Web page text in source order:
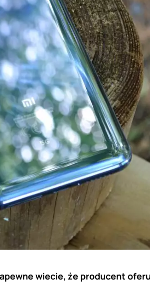
wiecie, że producent